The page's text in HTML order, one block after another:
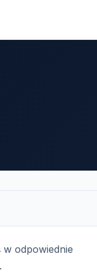
w odpowiednie